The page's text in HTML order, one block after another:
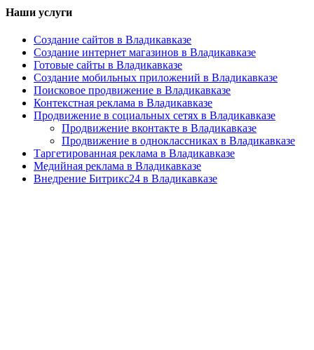
Наши услуги
Создание сайтов в Владикавказе
Создание интернет магазинов в Владикавказе
Готовые сайты в Владикавказе
Создание мобильных приложений в Владикавказе
Поисковое продвижение в Владикавказе
Контекстная реклама в Владикавказе
Продвижение в социальных сетях в Владикавказе
Продвижение вконтакте в Владикавказе
Продвижение в одноклассниках в Владикавказе
Таргетированная реклама в Владикавказе
Медийная реклама в Владикавказе
Внедрение Битрикс24 в Владикавказе